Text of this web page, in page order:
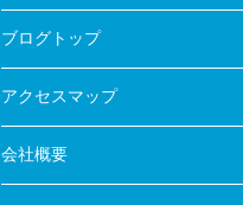
ブログトップ
アクセスマップ
会社概要